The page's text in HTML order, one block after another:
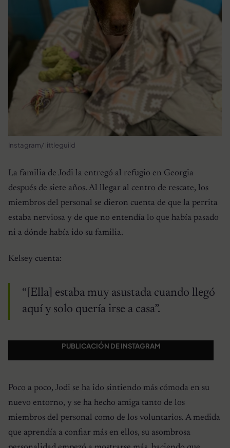
Instagram/ littleguild
La familia de Jodi la entregó al refugio en Georgia
después de siete años. Al llegar al centro de rescate, los
miembros del personal se dieron cuenta de que la perrita
estaba nerviosa y de que no entendía lo que había pasado
ni a dónde había ido su familia.
Kelsey cuenta:
“[Ella] estaba muy asustada cuando llegó
aquí y solo quería irse a casa”.
PUBLICACIÓN DE INSTAGRAM
Poco a poco, Jodi se ha ido sintiendo más cómoda en su
nuevo entorno, y se ha hecho amiga tanto de los
miembros del personal como de los voluntarios. A medida
que aprendía a confiar más en ellos, su asombrosa